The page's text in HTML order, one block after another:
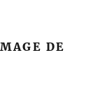
DE